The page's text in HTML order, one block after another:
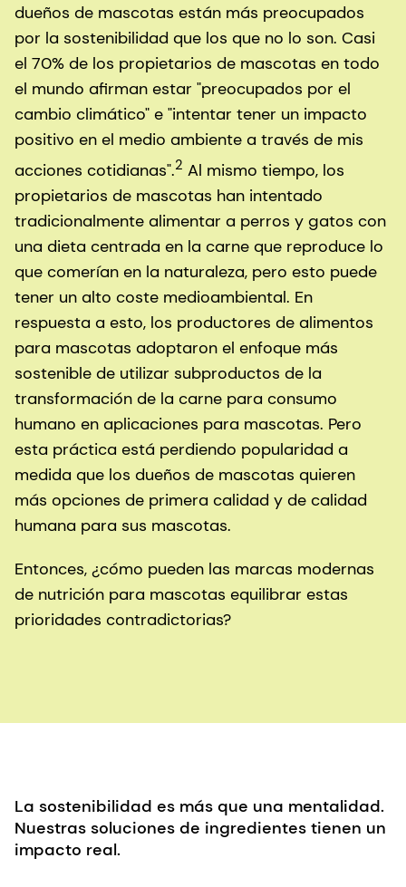
dueños de mascotas están más preocupados
por la sostenibilidad que los que no lo son. Casi
el 70% de los propietarios de mascotas en todo
el mundo afirman estar "preocupados por el
cambio climático" e "intentar tener un impacto
positivo en el medio ambiente a través de mis
acciones cotidianas".2 Al mismo tiempo, los
propietarios de mascotas han intentado
tradicionalmente alimentar a perros y gatos con
una dieta centrada en la carne que reproduce lo
que comerían en la naturaleza, pero esto puede
tener un alto coste medioambiental. En
respuesta a esto, los productores de alimentos
para mascotas adoptaron el enfoque más
sostenible de utilizar subproductos de la
transformación de la carne para consumo
humano en aplicaciones para mascotas. Pero
esta práctica está perdiendo popularidad a
medida que los dueños de mascotas quieren
más opciones de primera calidad y de calidad
humana para sus mascotas.
Entonces, ¿cómo pueden las marcas modernas
de nutrición para mascotas equilibrar estas
prioridades contradictorias?
La sostenibilidad es más que una mentalidad.
Nuestras soluciones de ingredientes tienen un
impacto real.